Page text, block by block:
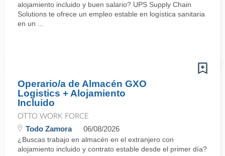
alojamiento incluido y buen salario? UPS Supply Chain
Solutions te ofrece un empleo estable en logística sanitaria
en un ...
Operario/a de Almacén GXO
Logistics + Alojamiento
Incluido
OTTO WORK FORCE
Todo Zamora 06/08/2026
¿Buscas trabajo en almacén en el extranjero con
alojamiento incluido y contrato estable desde el primer día?